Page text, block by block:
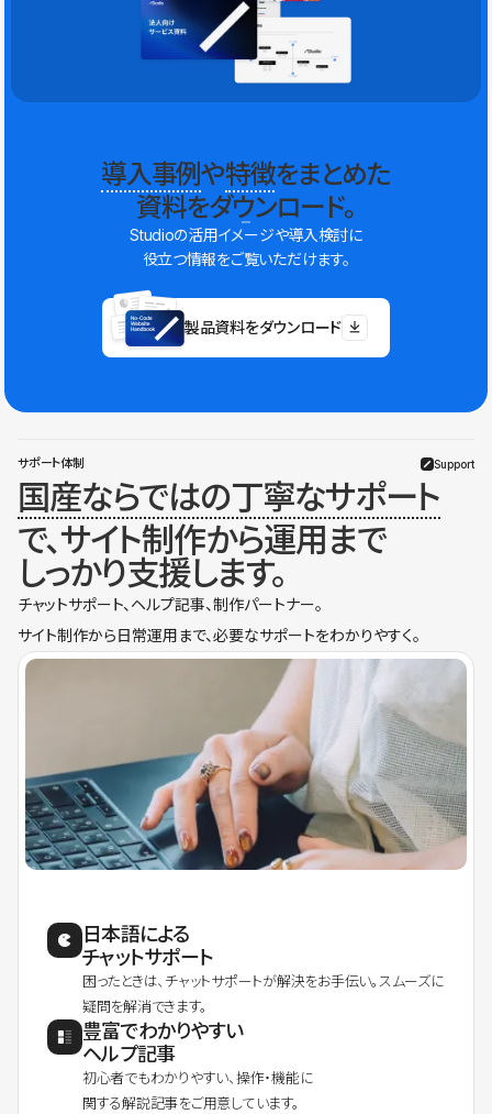
導入事例や特徴をまとめた
資料をダウンロード。
Studioの活用イメージや導入検討に
役立つ情報をご覧いただけます。
製品資料をダウンロード
サポート体制 Support
国産ならではの丁寧なサポート
で、サイト制作から運用まで
しっかり支援します。
チャットサポート、ヘルプ記事、制作パートナー。
サイト制作から日常運用まで、必要なサポートをわかりやすく。
日本語による
チャットサポート
困ったときは、チャットサポートが解決をお手伝い。スムーズに
疑問を解消できます。
豊富でわかりやすい
ヘルプ記事
初心者でもわかりやすい、操作・機能に
関する解説記事をご用意しています。